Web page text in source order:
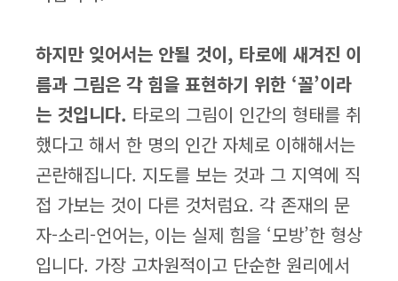
하지만 잊어서는 안될 것이, 타로에 새겨진 이
름과 그림은 각 힘을 표현하기 위한 ‘꼴’이라
는 것입니다. 타로의 그림이 인간의 형태를 취
했다고 해서 한 명의 인간 자체로 이해해서는
곤란해집니다. 지도를 보는 것과 그 지역에 직
접 가보는 것이 다른 것처럼요. 각 존재의 문
자-소리-언어는, 이는 실제 힘을 ‘모방’한 형상
입니다. 가장 고차원적이고 단순한 원리에서